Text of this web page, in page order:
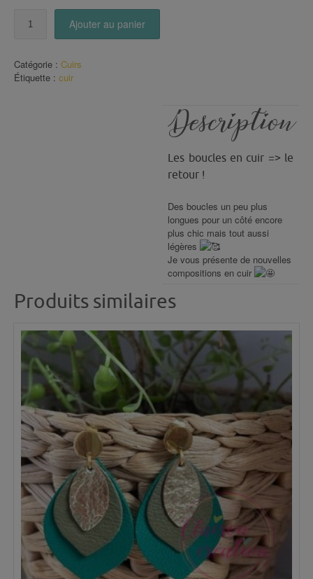
CUIR
Argentées
Ajouter au panier
Catégorie : Cuirs
Étiquette : cuir
Description
Les boucles en cuir => le
retour !
Des boucles un peu plus
longues pour un côté encore
plus chic mais tout aussi
légères
Je vous présente de nouvelles
compositions en cuir
Produits similaires